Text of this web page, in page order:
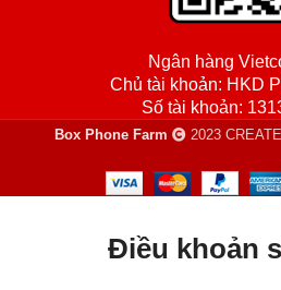
Ngân hàng
Chủ tài khoản: HKD
Số tài khoản:
Box Phone Farm 2023
Điều khoản